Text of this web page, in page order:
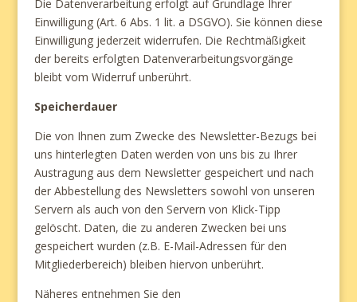
Die Datenverarbeitung erfolgt auf Grundlage Ihrer
Einwilligung (Art. 6 Abs. 1 lit. a DSGVO). Sie können diese
Einwilligung jederzeit widerrufen. Die Rechtmäßigkeit
der bereits erfolgten Datenverarbeitungsvorgänge
bleibt vom Widerruf unberührt.
Speicherdauer
Die von Ihnen zum Zwecke des Newsletter-Bezugs bei
uns hinterlegten Daten werden von uns bis zu Ihrer
Austragung aus dem Newsletter gespeichert und nach
der Abbestellung des Newsletters sowohl von unseren
Servern als auch von den Servern von Klick-Tipp
gelöscht. Daten, die zu anderen Zwecken bei uns
gespeichert wurden (z.B. E-Mail-Adressen für den
Mitgliederbereich) bleiben hiervon unberührt.
Näheres entnehmen Sie den